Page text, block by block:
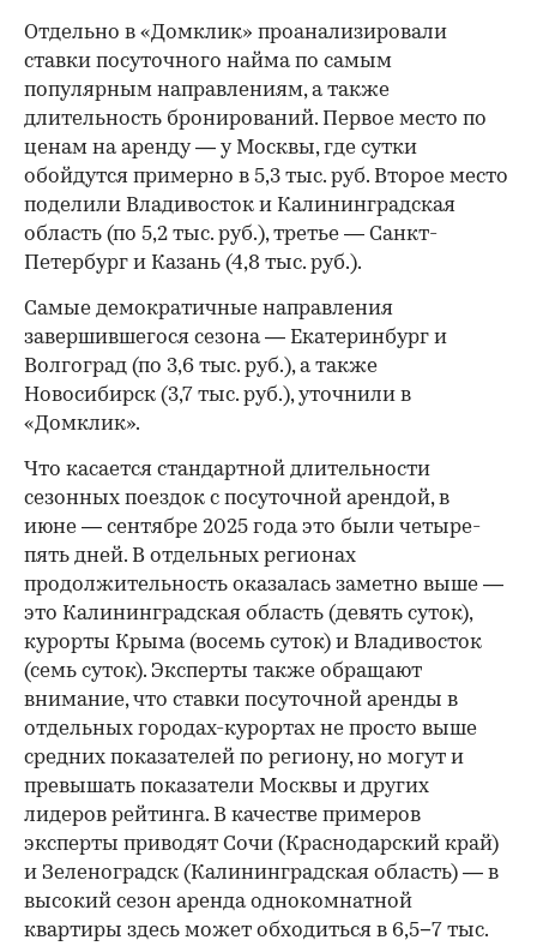
Отдельно в «Домклик» проанализировали
ставки посуточного найма по самым
популярным направлениям, а также
длительность бронирований. Первое место по
ценам на аренду — у Москвы, где сутки
обойдутся примерно в 5,3 тыс. руб. Второе место
поделили Владивосток и Калининградская
область (по 5,2 тыс. руб.), третье — Санкт-
Петербург и Казань (4,8 тыс. руб.).
Самые демократичные направления
завершившегося сезона — Екатеринбург и
Волгоград (по 3,6 тыс. руб.), а также
Новосибирск (3,7 тыс. руб.), уточнили в
«Домклик».
Что касается стандартной длительности
сезонных поездок с посуточной арендой, в
июне — сентябре 2025 года это были четыре-
пять дней. В отдельных регионах
продолжительность оказалась заметно выше —
это Калининградская область (девять суток),
курорты Крыма (восемь суток) и Владивосток
(семь суток). Эксперты также обращают
внимание, что ставки посуточной аренды в
отдельных городах-курортах не просто выше
средних показателей по региону, но могут и
превышать показатели Москвы и других
лидеров рейтинга. В качестве примеров
эксперты приводят Сочи (Краснодарский край)
и Зеленоградск (Калининградская область) — в
высокий сезон аренда однокомнатной
квартиры здесь может обходиться в 6,5−7 тыс.